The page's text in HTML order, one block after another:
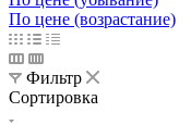
По цене (возрастание)
Фильтр
Сортировка